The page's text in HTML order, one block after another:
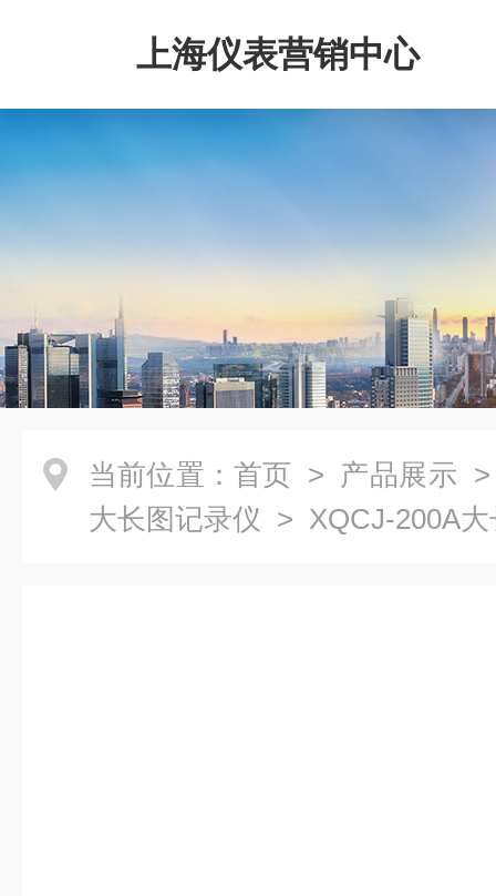
上海仪表营销中心
当前位置： 首页 > 产品展示
大长图记录仪 > XQCJ-200A